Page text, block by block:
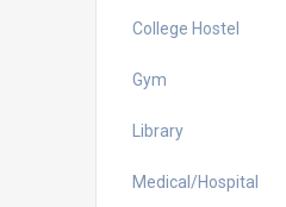
College Hostel
Gym
Library
Medical/Hospital